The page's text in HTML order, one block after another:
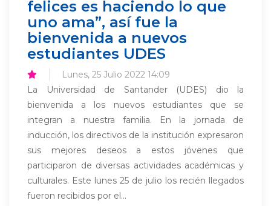
felices es haciendo lo que
uno ama”, así fue la
bienvenida a nuevos
estudiantes UDES
Lunes, 25 Julio 2022 14:09
La Universidad de Santander (UDES) dio la
bienvenida a los nuevos estudiantes que se
integran a nuestra familia. En la jornada de
inducción, los directivos de la institución expresaron
sus mejores deseos a estos jóvenes que
participaron de diversas actividades académicas y
culturales. Este lunes 25 de julio los recién llegados
fueron recibidos por el...